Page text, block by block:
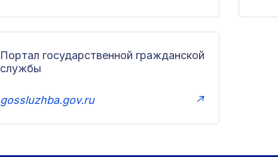
Портал государственной гражданской
службы
gossluzhba.gov.ru ↗